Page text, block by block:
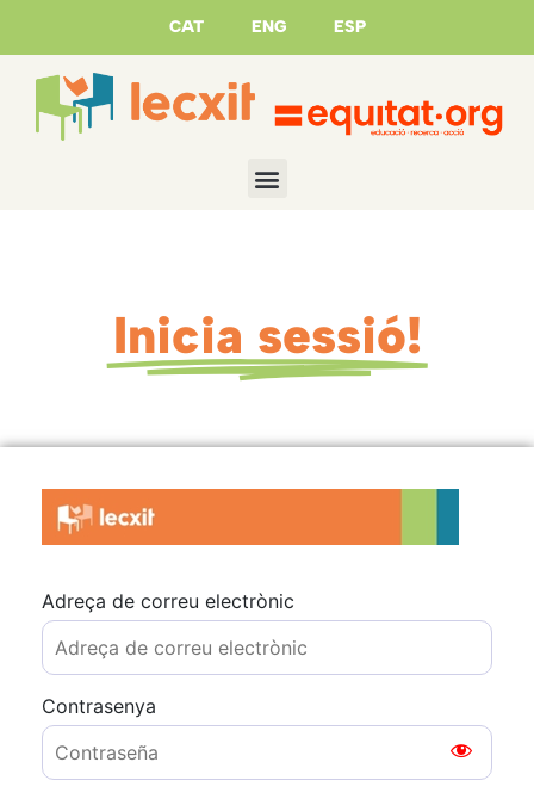
CAT ENG ESP
Inicia sessió!
Adreça de correu electrònic
Contrasenya